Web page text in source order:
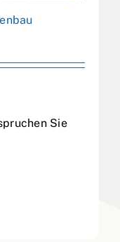
Sie